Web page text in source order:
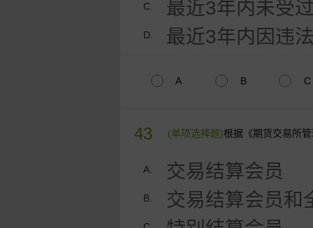
C. 最近3年内未受
D. 最近3年内因违
A B C
43 (单项选择题)根据《期货交易所
A. 交易结算会员
B. 交易结算会员和